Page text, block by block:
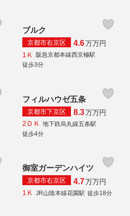
ブルク
京都市右京区 4.6万万円
1Ｋ
阪急京都本線西京極駅
徒歩3分
フィルハウゼ五条
京都市下京区 8.3万万円
2ＤＫ 地下鉄烏丸線五条駅
徒歩4分
御室ガーデンハイツ
京都市右京区 4.7万万円
1Ｋ
JR山陰本線花園駅 徒歩18分